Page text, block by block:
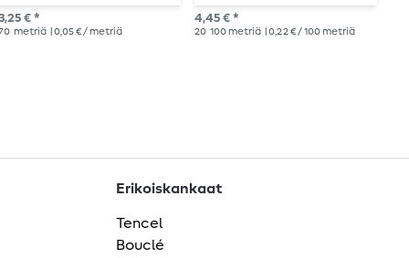
Koristeompelulanka -
70m
€ *
metriä | 0,05 € / metriä
4,45 € *
20 100 metriä | 0,22 € / 100 metriä
Erikoiskankaat
Tencel
Bouclé